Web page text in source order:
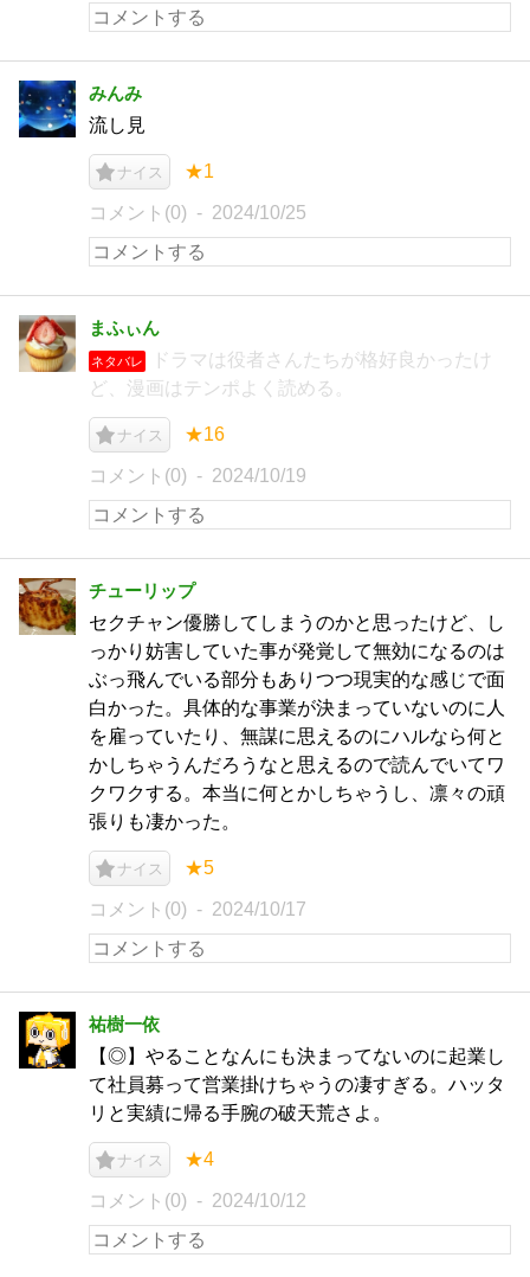
みんみ
流し見
ナイス ★1
コメント(0) 2024/10/25
まふぃん
ネタバレ
ドラマは役者さんたちが格好良かったけ
ど、漫画はテンポよく読める。
ナイス ★16
コメント(0) 2024/10/19
チューリップ
セクチャン優勝してしまうのかと思ったけど、し
っかり妨害していた事が発覚して無効になるのは
ぶっ飛んでいる部分もありつつ現実的な感じで面
白かった。具体的な事業が決まっていないのに人
を雇っていたり、無謀に思えるのにハルなら何と
かしちゃうんだろうなと思えるので読んでいてワ
クワクする。本当に何とかしちゃうし、凛々の頑
張りも凄かった。
ナイス ★5
コメント(0) 2024/10/17
祐樹一依
【◎】やることなんにも決まってないのに起業し
て社員募って営業掛けちゃうの凄すぎる。ハッタ
リと実績に帰る手腕の破天荒さよ。
ナイス ★4
コメント(0) 2024/10/12